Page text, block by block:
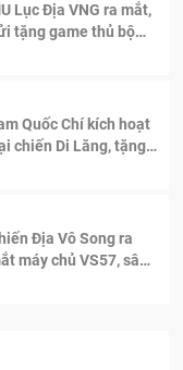
Mobile
Lục Địa VNG ra mắt,
tặng game thủ bộ
Quốc Chí kích hoạt
chiến Di Lăng, tặng
Địa Vô Song ra
máy chủ VS57, sân